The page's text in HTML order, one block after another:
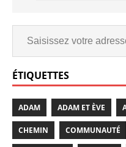
ÉTIQUETTES
ADAM ADAM ET ÈVE
CHEMIN COMMUNAUTÉ